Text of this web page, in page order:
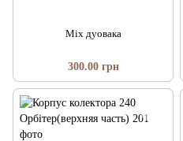
Міх дуовака
300.00 грн